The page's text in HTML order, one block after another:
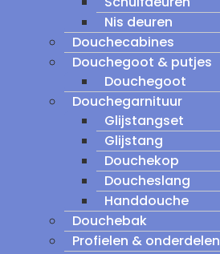
Nis deuren
Douchecabines
Douchegoot & putjes
Douchegoot
Douchegarnituur
Glijstangset
Glijstang
Douchekop
Doucheslang
Handdouche
Douchebak
Profielen & onderdelen